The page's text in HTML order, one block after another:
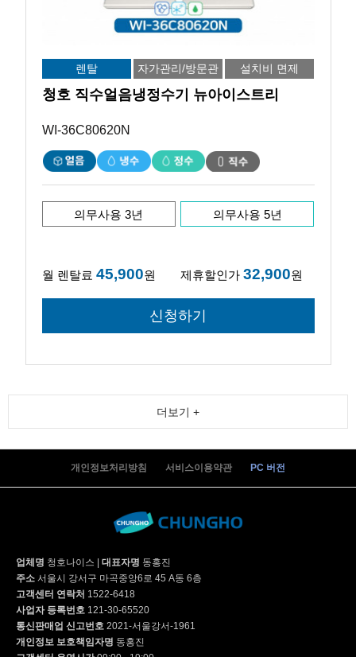
렌탈
자가관리/방문관
리
설치비 면제
청호 직수얼음냉정수기 뉴아이스트리
WI-36C80620N
의무사용 3년 의무사용 5년
월 렌탈료 45,900원 제휴할인가32,900원
더보기 +
개인정보처리방침 서비스이용약관 PC 버전
업체명 청호나이스 대표자명 동홍진
주소 서울시 강서구 마곡중앙6로 45 A동 6층
고객센터 연락처 1522-6418
사업자 등록번호 121-30-65520
통신판매업 신고번호 2021-서울강서-1961
개인정보 보호책임자명 동홍진